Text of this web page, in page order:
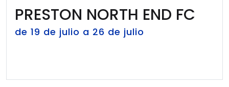
PRESTON NORTH END FC
de 19 de julio a 26 de julio